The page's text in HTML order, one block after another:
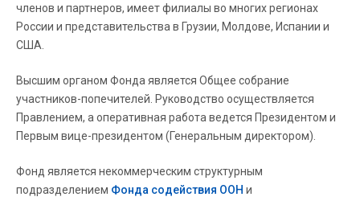
членов и партнеров, имеет филиалы во многих регионах
России и представительства в Грузии, Молдове, Испании и
США.
Высшим органом Фонда является Общее собрание
участников-попечителей. Руководство осуществляется
Правлением, а оперативная работа ведется Президентом и
Первым вице-президентом (Генеральным директором).
Фонд является некоммерческим структурным
подразделением Фонда содействия ООН и